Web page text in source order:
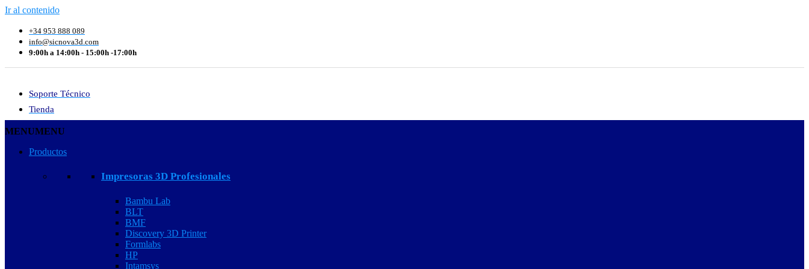
Ir al contenido
+34 953 888 089
info@sicnova3d.com
9:00h a 14:00h - 15:00h -17:00h
Soporte Técnico
Tienda
MENUMENU
Productos
Impresoras 3D Profesionales
Bambu Lab
BLT
BMF
Discovery 3D Printer
Formlabs
HP
Intamsys